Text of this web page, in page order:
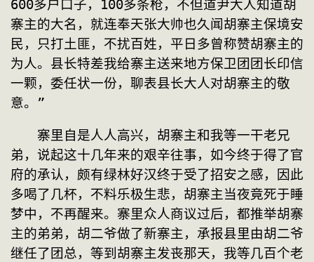
600多户口子，100多条枪，不但道尹大人知道胡
寨主的大名，就连奉天张大帅也久闻胡寨主保境安
民，只打土匪，不扰百姓，平日多曾称赞胡寨主的
为人。县长特差我给寨主送来地方保卫团团长印信
一颗，委任状一份，聊表县长大人对胡寨主的敬
意。”
寨里自是人人高兴，胡寨主和我等一干老兄
弟，说起这十几年来的艰辛往事，如今终于得了官
府的承认，颇有绿林好汉终于受了招安之感，因此
多喝了几杯，不料乐极生悲，胡寨主当夜竟死于睡
梦中，不再醒来。寨里众人商议过后，都推举胡寨
主的弟弟，胡二爷做了新寨主，承报县里由胡二爷
继任了团总，等到胡寨主发丧那天，我等几百个老